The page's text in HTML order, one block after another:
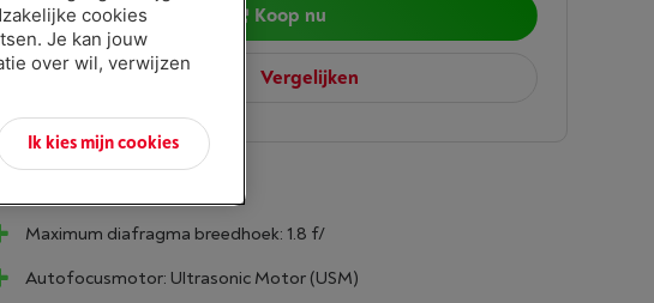
Koop nu
Vergelijken
Maximum diafragma breedhoek: 1.8 f/
Autofocusmotor: Ultrasonic Motor (USM)
cookies
Je kan jouw
over wil, verwijzen
Ik kies mijn cookies